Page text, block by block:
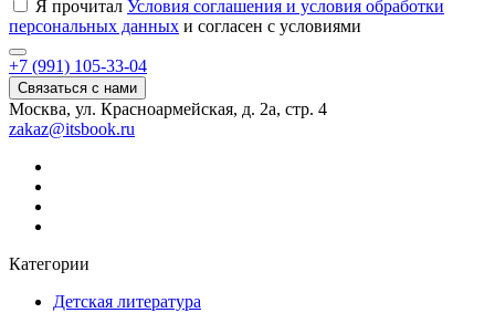
Я прочитал Условия соглашения и условия обработки
персональных данных и согласен с условиями
+7 (991) 105-33-04
Связаться с нами
Москва, ул. Красноармейская, д. 2а, стр. 4
zakaz@itsbook.ru
Категории
Детская литература